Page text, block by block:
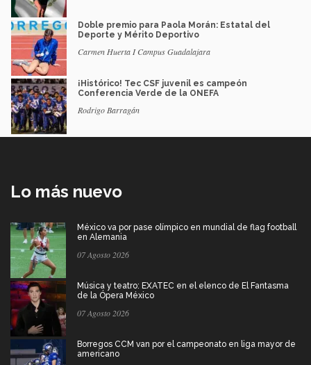
Doble premio para Paola Morán: Estatal del
Deporte y Mérito Deportivo
Carmen Huerta I Campus Guadalajara
¡Histórico! Tec CSF juvenil es campeón
Conferencia Verde de la ONEFA
Rodrigo Barragán
Lo más nuevo
México va por pase olímpico en mundial de flag football
en Alemania
07 Agosto 2026
Música y teatro: EXATEC en el elenco de El Fantasma
de la Ópera México
07 Agosto 2026
Borregos CCM van por el campeonato en liga mayor de
americano